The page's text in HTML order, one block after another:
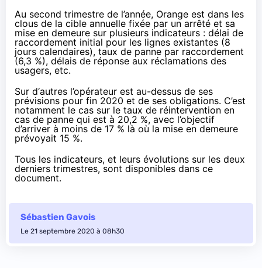
Au second trimestre de l’année, Orange est dans les
clous de la cible annuelle fixée par un arrêté et sa
mise en demeure sur plusieurs indicateurs : délai de
raccordement initial pour les lignes existantes (8
jours calendaires), taux de panne par raccordement
(6,3 %), délais de réponse aux réclamations des
usagers, etc.
Sur d‘autres l’opérateur est au-dessus de ses
prévisions pour fin 2020 et de ses obligations. C’est
notamment le cas sur le taux de réintervention en
cas de panne qui est à 20,2 %, avec l’objectif
d’arriver à moins de 17 % là où la mise en demeure
prévoyait 15 %.
Tous les indicateurs, et leurs évolutions sur les deux
derniers trimestres, sont disponibles dans ce
document.
Sébastien Gavois
Le 21 septembre 2020 à 08h30